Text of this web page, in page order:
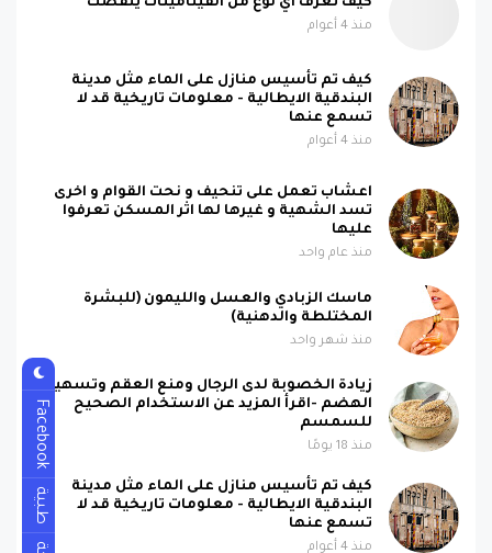
كيف تعرف اي نوع من الفيتامينات ينقصك
منذ 4 أعوام
كيف تم تأسيس منازل على الماء مثل مدينة
البندقية الايطالية - معلومات تاريخية قد لا
تسمع عنها
منذ 4 أعوام
اعشاب تعمل على تنحيف و نحت القوام و اخرى
تسد الشهية و غيرها لها اثر المسكن تعرفوا
عليها
منذ عام واحد
ماسك الزبادي والعسل والليمون (للبشرة
المختلطة والدهنية)
منذ شهر واحد
زيادة الخصوبة لدى الرجال ومنع العقم وتسهيل
الهضم -اقرأ المزيد عن الاستخدام الصحيح
للسمسم
منذ 18 يومًا
كيف تم تأسيس منازل على الماء مثل مدينة
البندقية الايطالية - معلومات تاريخية قد لا
تسمع عنها
منذ 4 أعوام
Facebook
طبية